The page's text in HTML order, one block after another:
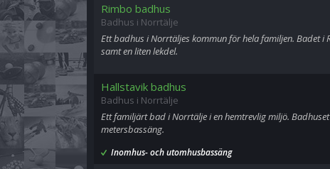
Rimbo badhus
Badhus i Norrtälje
Ett badhus i Norrtäljes kommun för hela familjen. Badet i
samt en liten lekdel.
Hallstavik badhus
Badhus i Norrtälje
Ett familjärt bad i Norrtälje i en hemtrevlig miljö.
metersbassäng.
Inomhus- och utomhusbassäng